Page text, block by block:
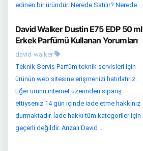
edinen bir üründür. Nerede Satılır? Nerede...
David Walker Dustin E75 EDP 50 ml
Erkek Parfümü Kullanan Yorumları
david-walker
Teknik Servis Parfüm teknik servisleri için
ürünün web sitesine erişmenizi hatırlatırız.
Eğer ürünü internet üzerinden sipariş
ettiyseniz 14 gün içinde iade etme hakkınız
durmaktadır. İade hakkı tüm kategoriler için
geçerli değildir. Arızalı David ...